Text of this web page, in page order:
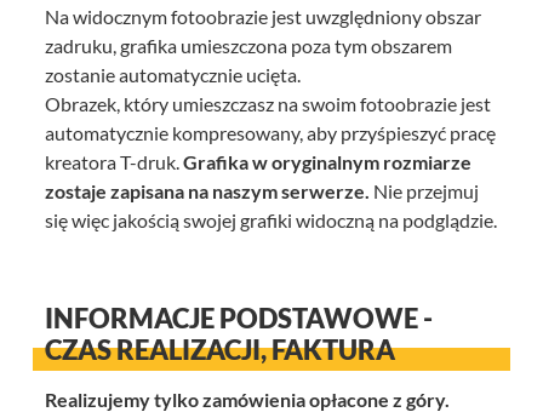
Na widocznym fotoobrazie jest uwzględniony obszar
zadruku, grafika umieszczona poza tym obszarem
zostanie automatycznie ucięta.
Obrazek, który umieszczasz na swoim fotoobrazie jest
automatycznie kompresowany, aby przyśpieszyć pracę
kreatora T-druk.Grafika w oryginalnym rozmiarze
zostaje zapisana na naszym serwerze. Nie przejmuj
się więc jakością swojej grafiki widoczną na podglądzie.
INFORMACJE PODSTAWOWE -
CZAS REALIZACJI, FAKTURA
Realizujemy tylko zamówienia opłacone z góry.